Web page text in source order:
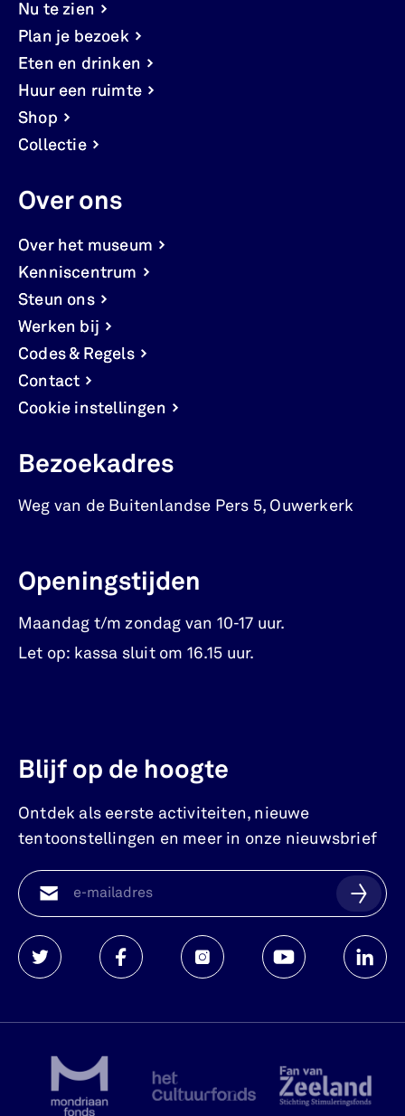
Nu te zien
Plan je bezoek
Eten en drinken
Huur een ruimte
Shop
Collectie
Over ons
Over het museum
Kenniscentrum
Steun ons
Werken bij
Codes & Regels
Contact
Cookie instellingen
Bezoekadres
Weg van de Buitenlandse Pers 5, Ouwerkerk
Openingstijden
Maandag t/m zondag van 10-17 uur.
Let op: kassa sluit om 16.15 uur.
Blijf op de hoogte
Ontdek als eerste activiteiten, nieuwe
tentoonstellingen en meer in onze nieuwsbrief